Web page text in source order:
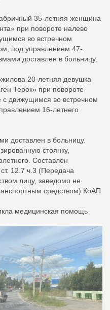
35-летняя женщина
при повороте налево
во встречном
под управлением 47-
доставлен в больницу.
20-летняя девушка
Терок» при повороте
с движущимся во встречном
16-летнего
доставлен в больницу.
стоянку,
Составлен
12.7 ч.3 (Передача
лицу, заведомо не
средством) КоАП
медицинская помощь